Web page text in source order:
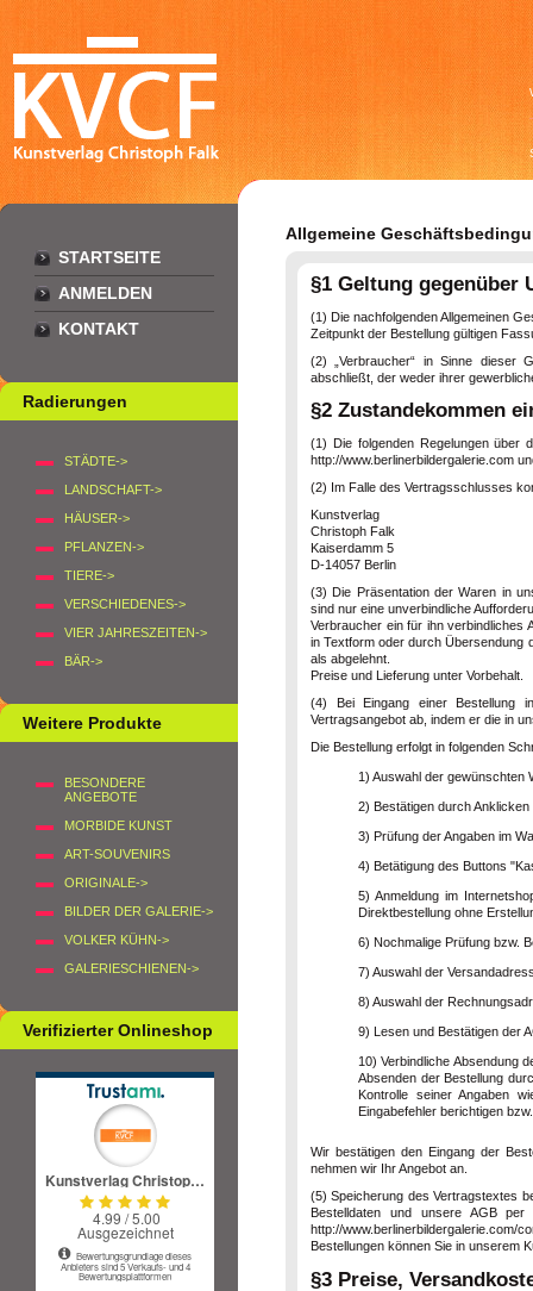
STARTSEITE
ANMELDEN
KONTAKT
Radierungen
STÄDTE->
LANDSCHAFT->
HÄUSER->
PFLANZEN->
TIERE->
VERSCHIEDENES->
VIER JAHRESZEITEN->
BÄR->
Weitere Produkte
BESONDERE
ANGEBOTE
MORBIDE KUNST
ART-SOUVENIRS
ORIGINALE->
BILDER DER GALERIE->
VOLKER KÜHN->
GALERIESCHIENEN->
Verifizierter Onlineshop
Allgemeine
§1 Geltung gegenüber
(1) Die nachfolgenden Allgemeinen
Zeitpunkt der Bestellung gültigen
(2) „Verbraucher“ in Sinne dieser
abschließt, der weder ihrer
§2 Zustandekommen
(1) Die folgenden Regelungen über
http://www.berlinerbildergalerie.com
(2) Im Falle des Vertragsschlusses
Kunstverlag
Christoph Falk
Kaiserdamm 5
D-14057 Berlin
(3) Die Präsentation der Waren in
sind nur eine unverbindliche
Verbraucher ein für ihn verbindliches
in Textform oder durch Übersendung
als abgelehnt.
Preise und Lieferung unter Vorbehalt.
(4) Bei Eingang einer Bestellung
Vertragsangebot ab, indem er die in
Die Bestellung erfolgt in folgenden
1) Auswahl der gewünschten
2) Bestätigen durch
3) Prüfung der Angaben im
4) Betätigung des Buttons
5) Anmeldung im
Direktbestellung ohne
6) Nochmalige Prüfung bzw.
7) Auswahl der
8) Auswahl der
9) Lesen und Bestätigen der
10) Verbindliche Absendung
Absenden der Bestellung
Kontrolle seiner Angaben
Eingabefehler berichtigen
Wir bestätigen den Eingang der
nehmen wir Ihr Angebot an.
(5) Speicherung des Vertragstextes
Bestelldaten und unsere AGB per
http://www.berlinerbildergalerie.com/
Bestellungen können Sie in unserem
§3 Preise,